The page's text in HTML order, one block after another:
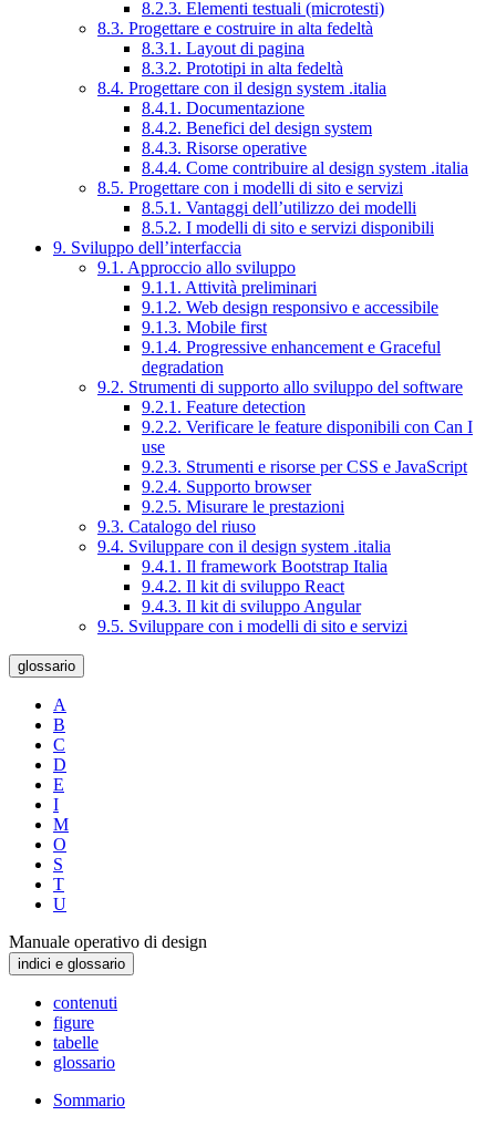
8.2.3. Elementi testuali (microtesti)
8.3. Progettare e costruire in alta fedeltà
8.3.1. Layout di pagina
8.3.2. Prototipi in alta fedeltà
8.4. Progettare con il design system .italia
8.4.1. Documentazione
8.4.2. Benefici del design system
8.4.3. Risorse operative
8.4.4. Come contribuire al design system .italia
8.5. Progettare con i modelli di sito e servizi
8.5.1. Vantaggi dell’utilizzo dei modelli
8.5.2. I modelli di sito e servizi disponibili
9. Sviluppo dell’interfaccia
9.1. Approccio allo sviluppo
9.1.1. Attività preliminari
9.1.2. Web design responsivo e accessibile
9.1.3. Mobile first
9.1.4. Progressive enhancement e Graceful
degradation
9.2. Strumenti di supporto allo sviluppo del software
9.2.1. Feature detection
9.2.2. Verificare le feature disponibili con Can I
use
9.2.3. Strumenti e risorse per CSS e JavaScript
9.2.4. Supporto browser
9.2.5. Misurare le prestazioni
9.3. Catalogo del riuso
9.4. Sviluppare con il design system .italia
9.4.1. Il framework Bootstrap Italia
9.4.2. Il kit di sviluppo React
9.4.3. Il kit di sviluppo Angular
9.5. Sviluppare con i modelli di sito e servizi
glossario
A
B
C
D
E
I
M
O
S
T
U
Manuale operativo di design
indici e glossario
contenuti
figure
tabelle
glossario
Sommario